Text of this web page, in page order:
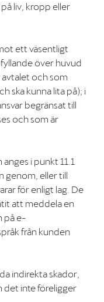
liv, kropp eller
ett väsentligt
över huvud
och som
ska kunna lita på); i
begränsat till
och som är
i punkt 11.1
genom, eller till
för enligt lag. De
att meddela en
på e-
från kunden
indirekta skador,
det inte föreligger